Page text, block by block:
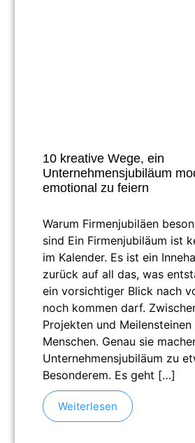
10 kreative Wege, ein
Unternehmensjubiläum
emotional zu feiern
Warum Firmenjubiläen
sind Ein Firmenjubiläum ist
im Kalender. Es ist ein
zurück auf all das, was
ein vorsichtiger Blick nach
noch kommen darf.
Projekten und
Menschen. Genau sie
Unternehmensjubiläum zu
Besonderem. Es geht […]
Weiterlesen